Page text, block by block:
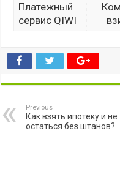
Платежный
сервис QIWI
Previous
Как взять ипотеку и не
остаться без штанов?